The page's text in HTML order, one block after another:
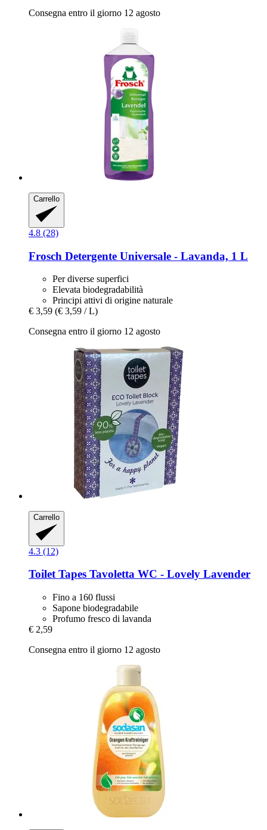
Consegna entro il giorno 12 agosto
Carrello
4.8 (28)
Frosch Detergente Universale -​ Lavanda, 1 L
Per diverse superfici
Elevata biodegradabilità
Principi attivi di origine naturale
€ 3,59 (€ 3,59 / L)
Consegna entro il giorno 12 agosto
Carrello
4.3 (12)
Toilet Tapes Tavoletta WC -​ Lovely Lavender
Fino a 160 flussi
Sapone biodegradabile
Profumo fresco di lavanda
€ 2,59
Consegna entro il giorno 12 agosto